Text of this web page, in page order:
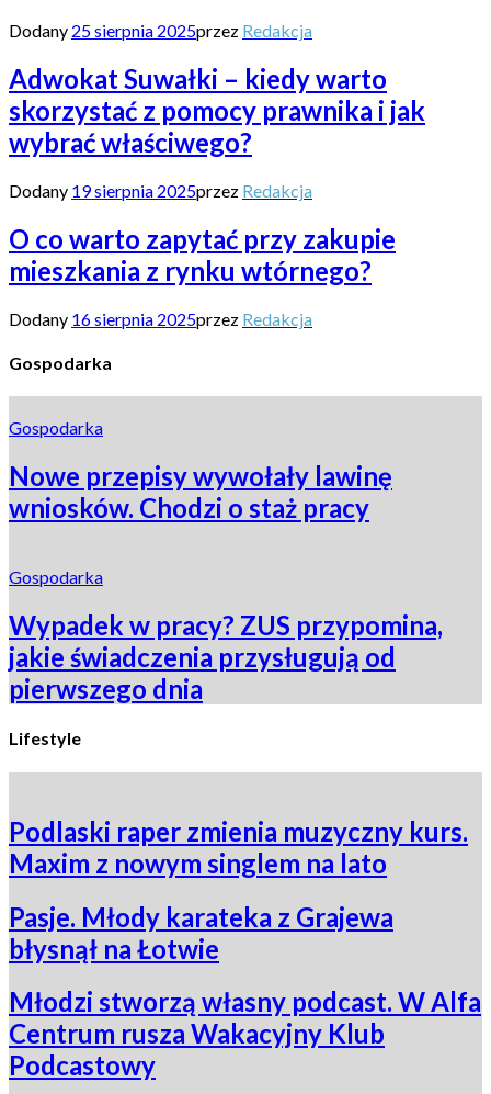
Dodany 25 sierpnia 2025przez Redakcja
Adwokat Suwałki – kiedy warto
skorzystać z pomocy prawnika i jak
wybrać właściwego?
Dodany 19 sierpnia 2025przez Redakcja
O co warto zapytać przy zakupie
mieszkania z rynku wtórnego?
Dodany 16 sierpnia 2025przez Redakcja
Gospodarka
Gospodarka
Nowe przepisy wywołały lawinę
wniosków. Chodzi o staż pracy
Gospodarka
Wypadek w pracy? ZUS przypomina,
jakie świadczenia przysługują od
pierwszego dnia
Lifestyle
Podlaski raper zmienia muzyczny kurs.
Maxim z nowym singlem na lato
Pasje. Młody karateka z Grajewa
błysnął na Łotwie
Młodzi stworzą własny podcast. W Alfa
Centrum rusza Wakacyjny Klub
Podcastowy